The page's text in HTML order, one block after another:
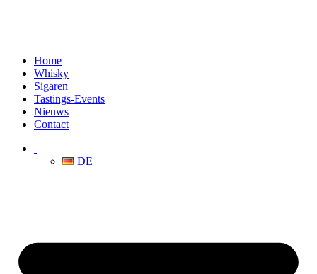
Home
Whisky
Sigaren
Tastings-Events
Nieuws
Contact
DE